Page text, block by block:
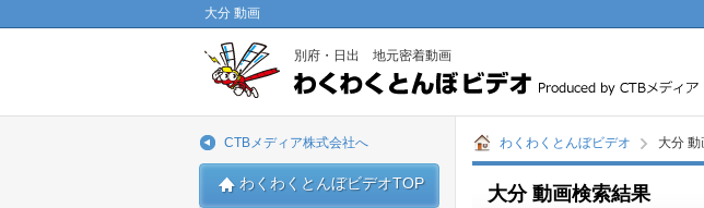
大分 動画
別府・日出 地元密着動画
わくわくとんぼビデオ 大分
大分 動画検索結果
CTBメディア株式会社へ
わくわくとんぼビデオTOP